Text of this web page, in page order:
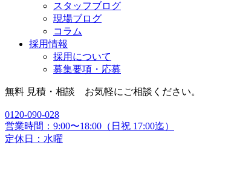
スタッフブログ
現場ブログ
コラム
採用情報
採用について
募集要項・応募
無料 見積・相談 お気軽にご相談ください。
0120-090-028
営業時間：9:00〜18:00（日祝 17:00迄）
定休日：水曜